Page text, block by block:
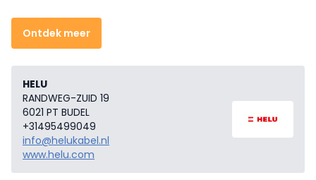
Ontdek meer
HELU
RANDWEG-ZUID 19
6021 PT BUDEL
+31495499049
info@helukabel.nl
www.helu.com